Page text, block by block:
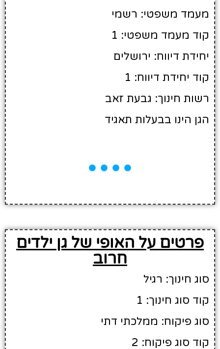
מעמד משפטי: רשמי
קוד מעמד משפטי: 1
יחידת דיווח: ירושלים
קוד יחידת דיווח: 1
רשות חינוך: גבעת זאב
הגן הינו בבעלות תאגיד
פרטים על האופי של גן ילדים
חרוב
סוג חינוך: רגיל
קוד סוג חינוך: 1
סוג פיקוח: ממלכתי דתי
קוד סוג פיקוח: 2